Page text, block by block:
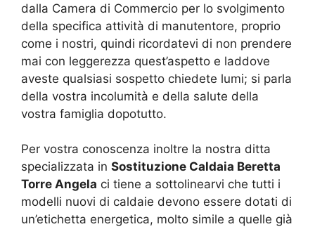
dalla Camera di Commercio per lo svolgimento
della specifica attività di manutentore, proprio
come i nostri, quindi ricordatevi di non prendere
mai con leggerezza quest’aspetto e laddove
aveste qualsiasi sospetto chiedete lumi; si parla
della vostra incolumità e della salute della
vostra famiglia dopotutto.
Per vostra conoscenza inoltre la nostra ditta
specializzata in Sostituzione Caldaia Beretta
Torre Angela ci tiene a sottolinearvi che tutti i
modelli nuovi di caldaie devono essere dotati di
un’etichetta energetica, molto simile a quelle già